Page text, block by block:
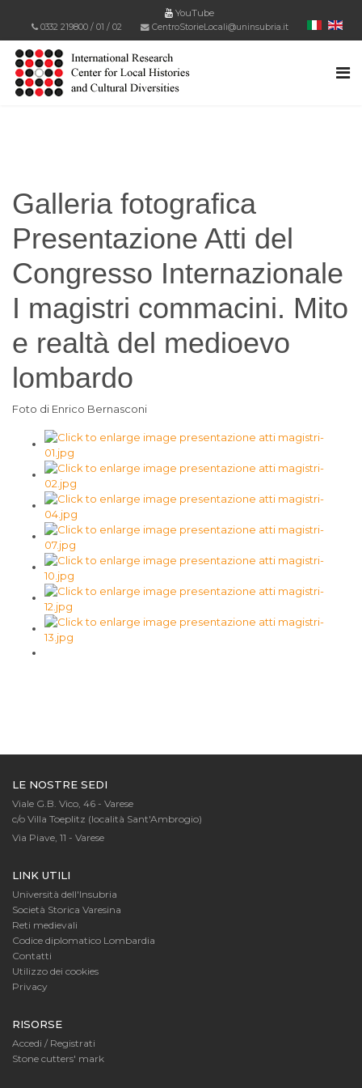
YouTube
0332 219800 / 01 / 02 CentroStorieLocali@uninsubria.it
Galleria fotografica
Presentazione Atti del
Congresso Internazionale
I magistri commacini. Mito
e realtà del medioevo
lombardo
Foto di Enrico Bernasconi
LE NOSTRE SEDI
Viale G.B. Vico, 46 - Varese
c/o Villa Toeplitz (località Sant'Ambrogio)
Via Piave, 11 - Varese
LINK UTILI
Università dell'Insubria
Società Storica Varesina
Reti medievali
Codice diplomatico Lombardia
Contatti
Utilizzo dei cookies
Privacy
RISORSE
Accedi / Registrati
Stone cutters' mark